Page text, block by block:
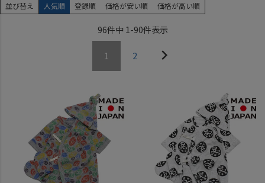
並び替え 人気順 登録順 価格が安い順 価格が高い順
96件中 1-90件表示
1 2